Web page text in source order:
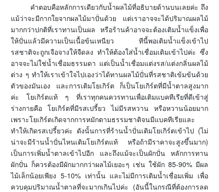
คำตอบคือหลักการเดียวกับน้ำผลไม้ที่อธิบายด้านบนเลยค่ะ ถึง
แม้ว่าจะมีกากใยจากผลไม้มาปั่นด้วย แต่เราอาจจะได้ปริมาณผลไม้
มากกว่าปกติที่เราทานเป็นผล หรือร้านค้าอาจจะต้องเติมน้ำแข็งเพื่อ
ให้ปั่นแล้วมีความเป็นเนื้อข้นเหนียว ทีนี้พอเติมน้ำแข็งเข้าไป
รสชาติจะถูกเจือจางให้จืดลง ทำให้ต้องใส่น้ำเชื่อมเติมเข้าไปค่ะ ซึ่ง
อาจจะไม่ใช่น้ำเชื่อมธรรมดา แต่เป็นน้ำเชื่อมแต่งรส/แต่งกลิ่นผลไม้
ต่าง ๆ ทำให้เราเข้าใจไปเองว่าได้ทานผลไม้ปั่นที่รสชาติเข้มข้นด้วย
ตัวของมันเอง และการเติมโยเกิร์ต ก็เป็นโยเกิร์ตที่มีน้ำตาลสูงมาก
ค่ะ โยเกิร์ตแท้ ๆ ที่เราทุกคนควรทานเพื่อเติมแบคทีเรียที่ดีเข้าสู่
ร่างกายคือ โยเกิร์ตที่มีรสเปรี้ยว ไม่มีรสหวาน หรือหวานน้อยมาก
เพราะโยเกิร์ตเกิดจากการหมักตามธรรมชาติจนมีแบคทีเรียและ
ทำให้เกิดรสเปรี้ยวค่ะ ดังนั้นการที่ร้านน้ำปั่นเติมโยเกิร์ตเข้าไป (ไม่
น่าจะมีร้านน้ำปั่นไหนเติมโยเกิร์ตแท้ หรือถ้ามีราคาจะสูงขึ้นมาก)
เป็นการเพิ่มน้ำตาลเข้าไปอีก และถึงแม้จะเป็นผักปั่น หลักการทาน
ผักปั่น ก็ควรต้องมีผักมากกว่าผลไม้เยอะๆ เช่น ใช้ผัก 85-90% มีผล
ไม้เล็กน้อยเพียง 5-10% เท่านั้น และไม่มีการเติมน้ำเชื่อมเพิ่ม เพื่อ
ควบคุมปริมาณน้ำตาลที่จะมากเกินไปค่ะ (อันนี้ในกรณีที่ต้องการลด